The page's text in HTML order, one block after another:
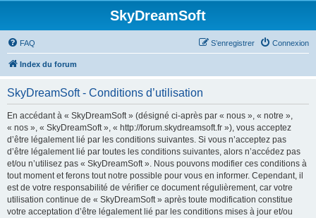
SkyDreamSoft
FAQ Connexion
S’enregistrer
Index du forum
SkyDreamSoft - Conditions d’utilisation
En accédant à « SkyDreamSoft » (désigné ci-après par « nous », « notre »,
« nos », « SkyDreamSoft », « http://forum.skydreamsoft.fr »), vous acceptez
d’être légalement lié par les conditions suivantes. Si vous n’acceptez pas
d’être légalement lié par toutes les conditions suivantes, alors n’accédez pas
et/ou n’utilisez pas « SkyDreamSoft ». Nous pouvons modifier ces conditions à
tout moment et ferons tout notre possible pour vous en informer. Cependant, il
est de votre responsabilité de vérifier ce document régulièrement, car votre
utilisation continue de « SkyDreamSoft » après toute modification constitue
votre acceptation d’être légalement lié par les conditions mises à jour et/ou